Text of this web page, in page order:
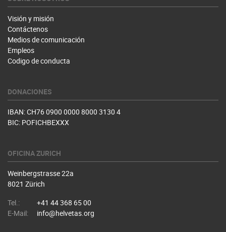
Visión y misión
Contáctenos
Medios de comunicación
Empleos
Codigo de conducta
DONACIONES
IBAN: CH76 0900 0000 8000 3130 4
BIC: POFICHBEXXX
OFICINA ZURICH
Weinbergstrasse 22a
8021 Zürich
Tel.:
+41 44 368 65 00
E-Mail:
info@helvetas.org